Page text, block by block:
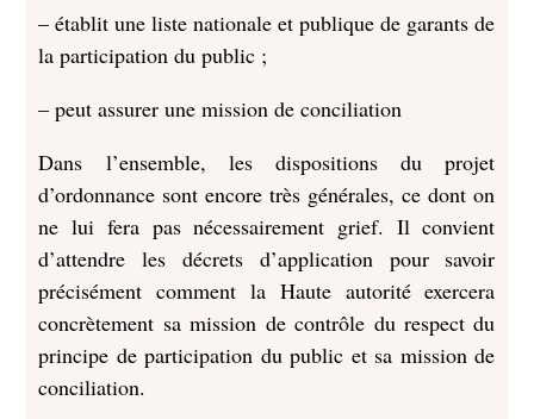
– établit une liste nationale et publique de garants de
la participation du public ;
– peut assurer une mission de conciliation
Dans l’ensemble, les dispositions du projet
d’ordonnance sont encore très générales, ce dont on
ne lui fera pas nécessairement grief. Il convient
d’attendre les décrets d’application pour savoir
précisément comment la Haute autorité exercera
concrètement sa mission de contrôle du respect du
principe de participation du public et sa mission de
conciliation.